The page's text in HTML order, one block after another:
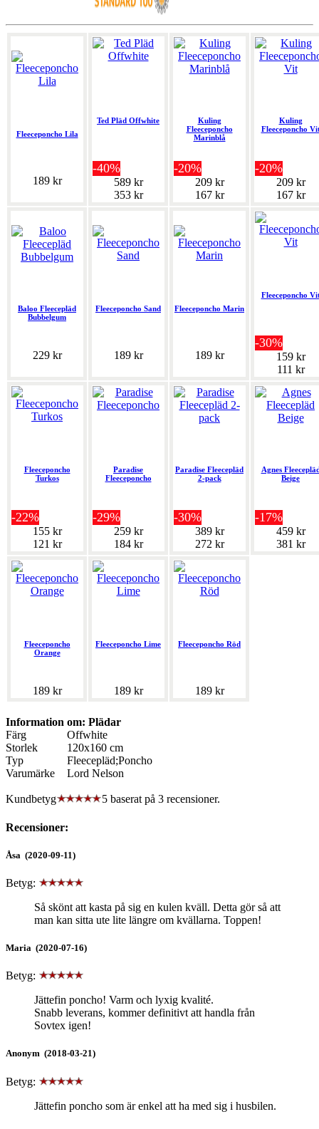
Fleeceponcho Lila
189 kr
Ted Pläd Offwhite
-40%
589 kr
353 kr
Kuling
Fleeceponcho
Marinblå
-20%
209 kr
167 kr
Kuling
Fleeceponcho
-20%
209 kr
167 kr
Baloo Fleecepläd
Bubbelgum
229 kr
Fleeceponcho Sand
189 kr
Fleeceponcho Marin
189 kr
Fleeceponcho
-30%
159 kr
111 kr
Fleeceponcho
Turkos
-22%
155 kr
121 kr
Paradise
Fleeceponcho
-29%
259 kr
184 kr
Paradise Fleecepläd
2-pack
-30%
389 kr
272 kr
Agnes
Beige
-17%
459 kr
381 kr
Fleeceponcho
Orange
189 kr
Fleeceponcho Lime
189 kr
Fleeceponcho Röd
189 kr
Information om: Plädar
Färg
Offwhite
Storlek
120x160 cm
Typ
Fleecepläd;Poncho
Varumärke
Lord Nelson
Kundbetyg 5 baserat på 3 recensioner.
Recensioner:
Åsa (2020-09-11)
Betyg:
Så skönt att kasta på sig en kulen kväll. Detta gör så att
man kan sitta ute lite längre om kvällarna. Toppen!
Maria (2020-07-16)
Betyg:
Jättefin poncho! Varm och lyxig kvalité.
Snabb leverans, kommer definitivt att handla från
Sovtex igen!
Anonym (2018-03-21)
Betyg:
Jättefin poncho som är enkel att ha med sig i husbilen.